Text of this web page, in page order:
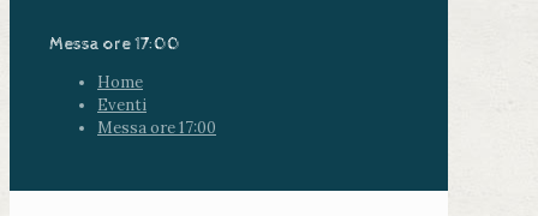
Messa ore 17:00
Home
Eventi
Messa ore 17:00